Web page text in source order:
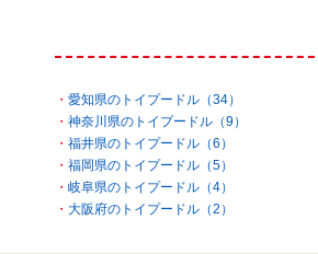
愛知県のトイプードル（34）
神奈川県のトイプードル（9）
福井県のトイプードル（6）
福岡県のトイプードル（5）
岐阜県のトイプードル（4）
大阪府のトイプードル（2）